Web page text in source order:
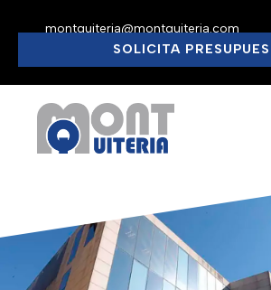
montquiteria@montquiteria.com
SOLICITA